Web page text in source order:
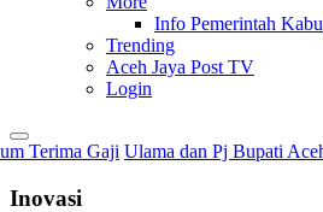
Info Pemerintah
Trending
Aceh Jaya Post TV
Login
Terima Gaji Ulama dan Pj Bupati Aceh
Inovasi